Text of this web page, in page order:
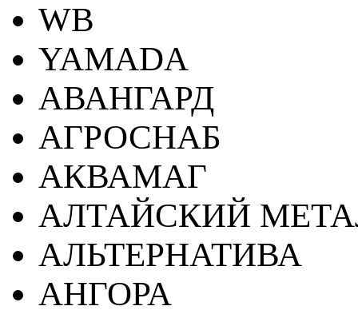
WB
YAMADA
АВАНГАРД
АГРОСНАБ
АКВАМАГ
АЛТАЙСКИЙ
АЛЬТЕРНАТИВА
АНГОРА